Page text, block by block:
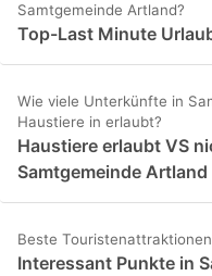
Samtgemeinde Artland?
Top-Last Minute
Wie viele Unterkünfte in
Haustiere in erlaubt?
Haustiere erlaubt VS
Samtgemeinde Artland
Beste
Interessant Punkte in